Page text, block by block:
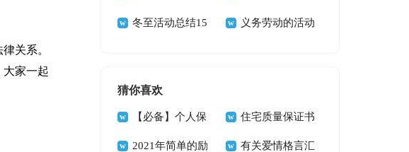
关系。
大家一起
动总结冬至活动总结15 义务劳动的活动
猜你喜欢
【必备】个人保
证书三篇
住宅质量保证书
九篇
2021年简单的励 有关爱情格言汇